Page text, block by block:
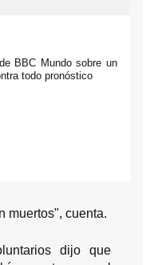
BBC Mundo sobre un
todo pronóstico
muertos", cuenta.
dijo que